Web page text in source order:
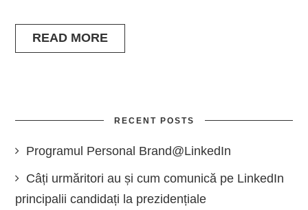
READ MORE
RECENT POSTS
Programul Personal Brand@LinkedIn
Câți urmăritori au și cum comunică pe LinkedIn
principalii candidați la prezidențiale